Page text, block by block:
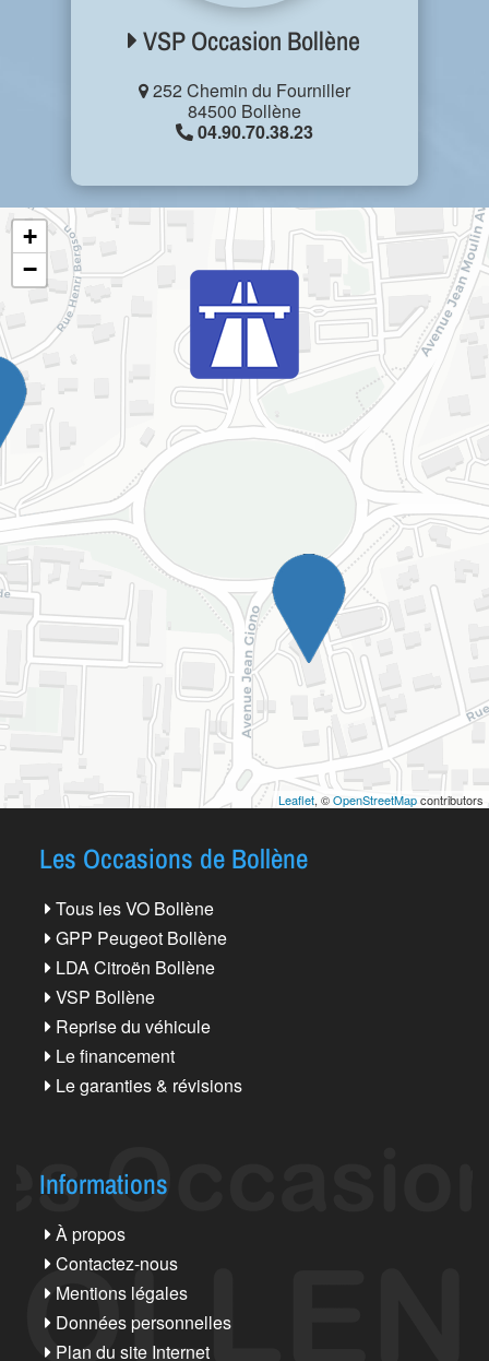
VSP Occasion Bollène
252 Chemin du Fourniller
84500 Bollène
04.90.70.38.23
+
−
Leaflet, ©OpenStreetMapcontributors
Les Occasions de Bollène
Tous les VO Bollène
GPP Peugeot Bollène
LDA Citroën Bollène
VSP Bollène
Reprise du véhicule
Le financement
Le garanties & révisions
Informations
À propos
Contactez-nous
Mentions légales
Données personnelles
Plan du site Internet